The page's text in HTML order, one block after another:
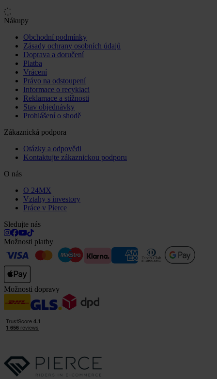
Nákupy
Obchodní podmínky
Zásady ochrany osobních údajů
Doprava a doručení
Platba
Vrácení
Právo na odstoupení
Informace o recyklaci
Reklamace a stížnosti
Stav objednávky
Prohlášení o shodě
Zákaznická podpora
Otázky a odpovědi
Kontaktujte zákaznickou podporu
O nás
O 24MX
Vztahy s investory
Práce v Pierce
Sledujte nás
Možnosti platby
Možnosti dopravy